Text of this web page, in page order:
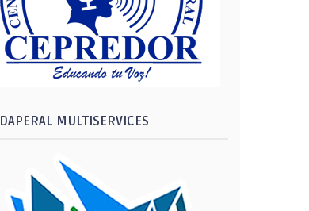
DAPERAL MULTISERVICES